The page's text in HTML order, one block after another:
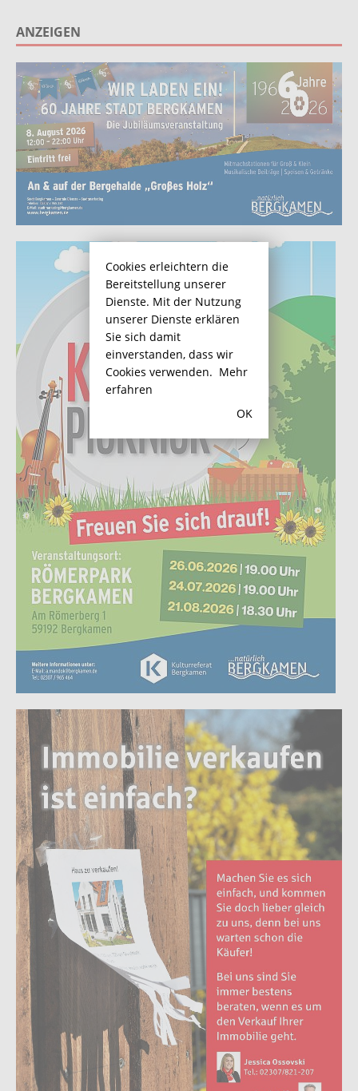
ANZEIGEN
Cookies erleichtern die
Bereitstellung unserer
Dienste. Mit der Nutzung
unserer Dienste erklären
Sie sich damit
einverstanden, dass wir
Cookies verwenden. Mehr
erfahren
OK